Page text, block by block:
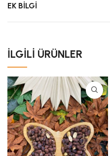
EK BILGI
İLGILI ÜRÜNLER